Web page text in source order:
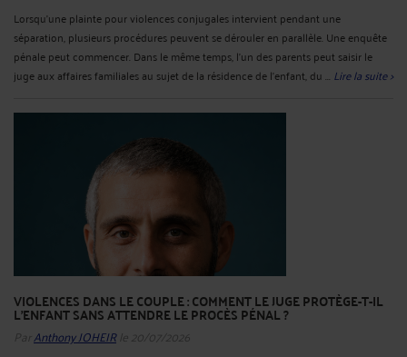
Lorsqu’une plainte pour violences conjugales intervient pendant une
séparation, plusieurs procédures peuvent se dérouler en parallèle. Une enquête
pénale peut commencer. Dans le même temps, l’un des parents peut saisir le
juge aux affaires familiales au sujet de la résidence de l’enfant, du ... Lire la suite >
VIOLENCES DANS LE COUPLE : COMMENT LE JUGE PROTÈGE-T-IL
L’ENFANT SANS ATTENDRE LE PROCÈS PÉNAL ?
ParAnthony JOHEIRle 20/07/2026